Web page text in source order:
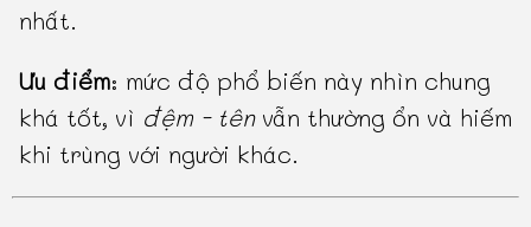
nhất.
Ưu điểm: mức độ phổ biến này nhìn chung
khá tốt, vì đệm - tênvẫn thường ổn và hiếm
khi trùng với người khác.